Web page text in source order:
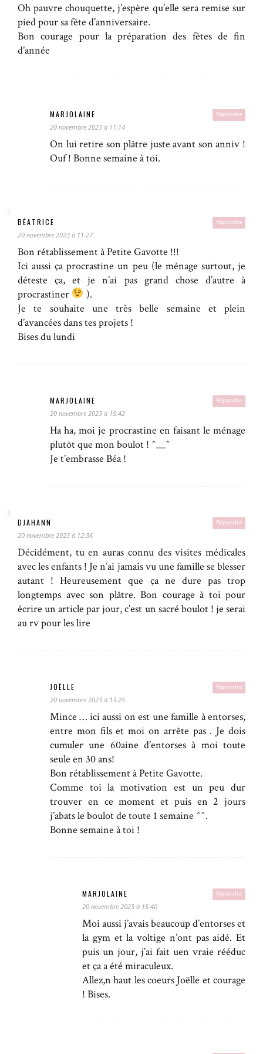
Oh pauvre chouquette, j’espère qu’elle sera remise sur
pied pour sa fête d’anniversaire.
Bon courage pour la préparation des fêtes de fin
d’année
Répondre
MARJOLAINE
20 novembre 2023 à 11:14
On lui retire son plâtre juste avant son anniv !
Ouf ! Bonne semaine à toi.
Répondre
BÉATRICE
20 novembre 2023 à 11:27
Bon rétablissement à Petite Gavotte !!!
Ici aussi ça procrastine un peu (le ménage surtout, je
déteste ça, et je n’ai pas grand chose d’autre à
procrastiner
).
Je te souhaite une très belle semaine et plein
d’avancées dans tes projets !
Bises du lundi
Répondre
MARJOLAINE
20 novembre 2023 à 15:42
Ha ha, moi je procrastine en faisant le ménage
plutôt que mon boulot ! ^__^
Je t’embrasse Béa !
Répondre
DJAHANN
20 novembre 2023 à 12:36
Décidément, tu en auras connu des visites médicales
avec les enfants ! Je n’ai jamais vu une famille se blesser
autant ! Heureusement que ça ne dure pas trop
longtemps avec son plâtre. Bon courage à toi pour
écrire un article par jour, c’est un sacré boulot ! je serai
au rv pour les lire
Répondre
JOËLLE
20 novembre 2023 à 13:25
Mince … ici aussi on est une famille à entorses,
entre mon fils et moi on arrête pas . Je dois
cumuler une 60aine d’entorses à moi toute
seule en 30 ans!
Bon rétablissement à Petite Gavotte.
Comme toi la motivation est un peu dur
trouver en ce moment et puis en 2 jours
j’abats le boulot de toute 1 semaine ^^.
Bonne semaine à toi !
Répondre
MARJOLAINE
20 novembre 2023 à 15:40
Moi aussi j’avais beaucoup d’entorses et
la gym et la voltige n’ont pas aidé. Et
puis un jour, j’ai fait uen vraie rééduc
et ça a été miraculeux.
Allez,n haut les coeurs Joëlle et courage
! Bises.